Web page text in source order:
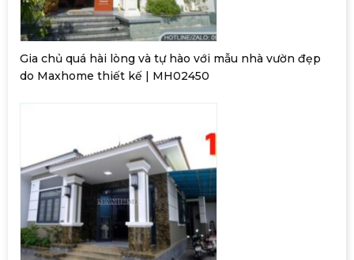
Gia chủ quá hài lòng và tự hào với mẫu nhà vườn đẹp
do Maxhome thiết kế | MH02450